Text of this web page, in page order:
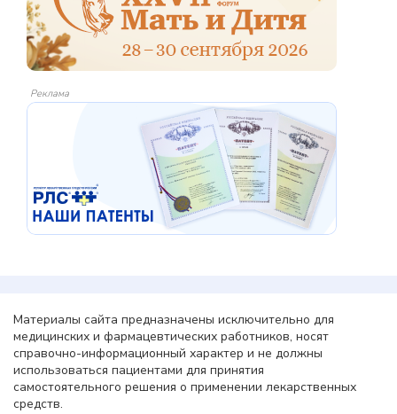
Реклама
Материалы сайта предназначены исключительно для
медицинских и фармацевтических работников, носят
справочно-информационный характер и не должны
использоваться пациентами для принятия
самостоятельного решения о применении лекарственных
средств.